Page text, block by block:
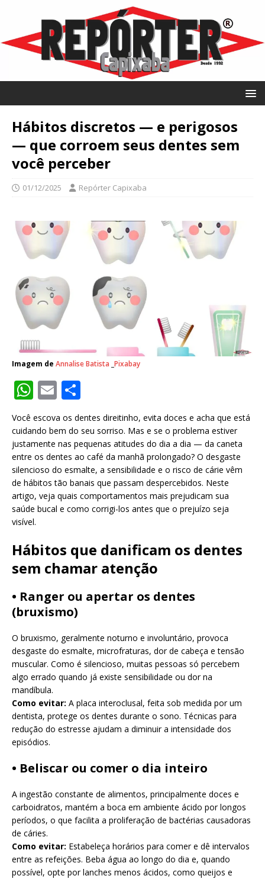
Hábitos discretos — e perigosos
— que corroem seus dentes sem
você perceber
01/12/2025 Repórter Capixaba
Imagem de Annalise Batista Pixabay
W
at
s
A
p
p
E
ai
l
h
ar
e
Você escova os dentes direitinho, evita doces e acha que está
cuidando bem do seu sorriso. Mas e se o problema estiver
justamente nas pequenas atitudes do dia a dia — da caneta
entre os dentes ao café da manhã prolongado? O desgaste
silencioso do esmalte, a sensibilidade e o risco de cárie vêm
de hábitos tão banais que passam despercebidos. Neste
artigo, veja quais comportamentos mais prejudicam sua
saúde bucal e como corrigi-los antes que o prejuízo seja
visível.
Hábitos que danificam os dentes
sem chamar atenção
• Ranger ou apertar os dentes
(bruxismo)
O bruxismo, geralmente noturno e involuntário, provoca
desgaste do esmalte, microfraturas, dor de cabeça e tensão
muscular. Como é silencioso, muitas pessoas só percebem
algo errado quando já existe sensibilidade ou dor na
mandíbula.
Como evitar: A placa interoclusal, feita sob medida por um
dentista, protege os dentes durante o sono. Técnicas para
redução do estresse ajudam a diminuir a intensidade dos
episódios.
• Beliscar ou comer o dia inteiro
A ingestão constante de alimentos, principalmente doces e
carboidratos, mantém a boca em ambiente ácido por longos
períodos, o que facilita a proliferação de bactérias causadoras
de cáries.
Como evitar: Estabeleça horários para comer e dê intervalos
entre as refeições. Beba água ao longo do dia e, quando
possível, opte por lanches menos ácidos, como queijos e